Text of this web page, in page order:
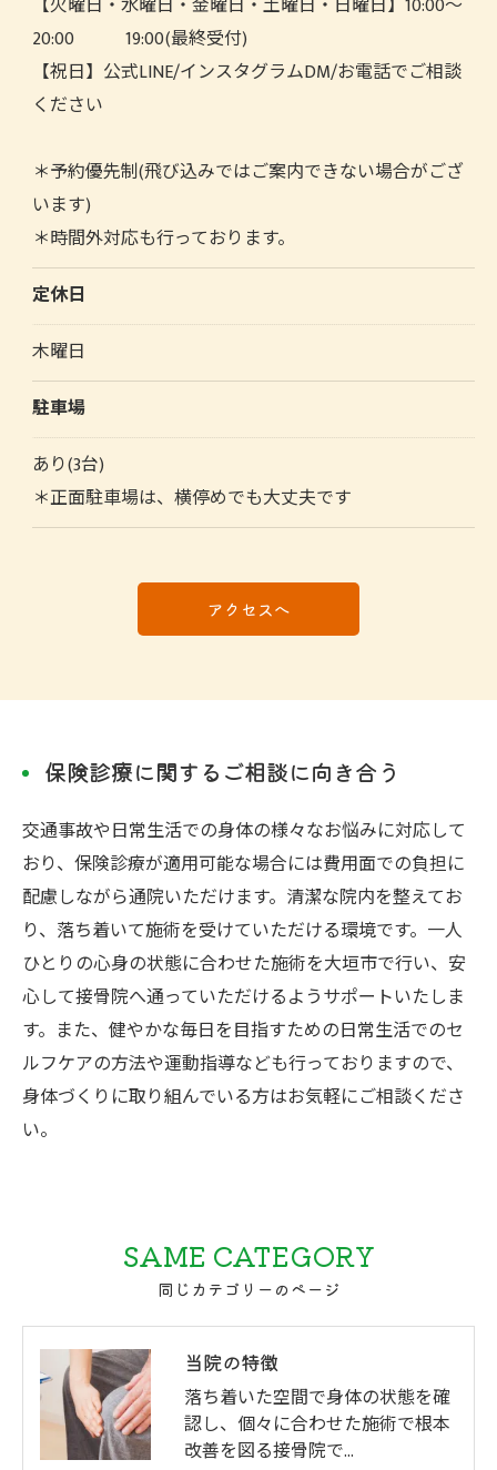
【火曜日・水曜日・金曜日・土曜日・日曜日】10:00～
20:00 19:00(最終受付)
【祝日】公式LINE/インスタグラムDM/お電話でご相談
ください
＊予約優先制(飛び込みではご案内できない場合がござ
います)
＊時間外対応も行っております。
定休日
木曜日
駐車場
あり(3台)
＊正面駐車場は、横停めでも大丈夫です
アクセスへ
保険診療に関するご相談に向き合う
交通事故や日常生活での身体の様々なお悩みに対応して
おり、保険診療が適用可能な場合には費用面での負担に
配慮しながら通院いただけます。清潔な院内を整えてお
り、落ち着いて施術を受けていただける環境です。一人
ひとりの心身の状態に合わせた施術を大垣市で行い、安
心して接骨院へ通っていただけるようサポートいたしま
す。また、健やかな毎日を目指すための日常生活でのセ
ルフケアの方法や運動指導なども行っておりますので、
身体づくりに取り組んでいる方はお気軽にご相談くださ
い。
同じカテゴリーのページ
SAME CATEGORY
当院の特徴
落ち着いた空間で身体の状態を確
認し、個々に合わせた施術で根本
改善を図る接骨院で…